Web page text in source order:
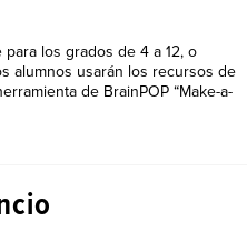
los grados de 4 a 12, o
alumnos usarán los recursos de
de BrainPOP “Make-a-